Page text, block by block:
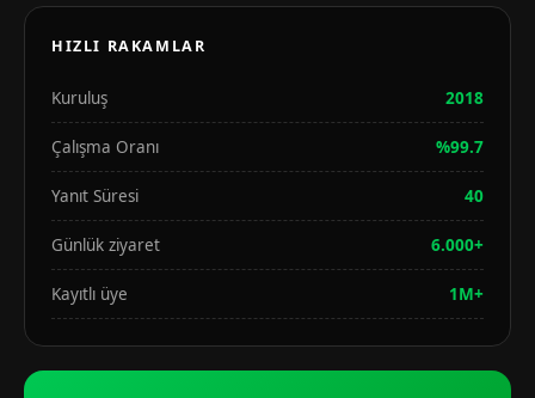
HIZLI RAKAMLAR
Kuruluş 2018
Çalışma Oranı %99.7
Yanıt Süresi 40
Günlük ziyaret 6.000+
Kayıtlı üye 1M+